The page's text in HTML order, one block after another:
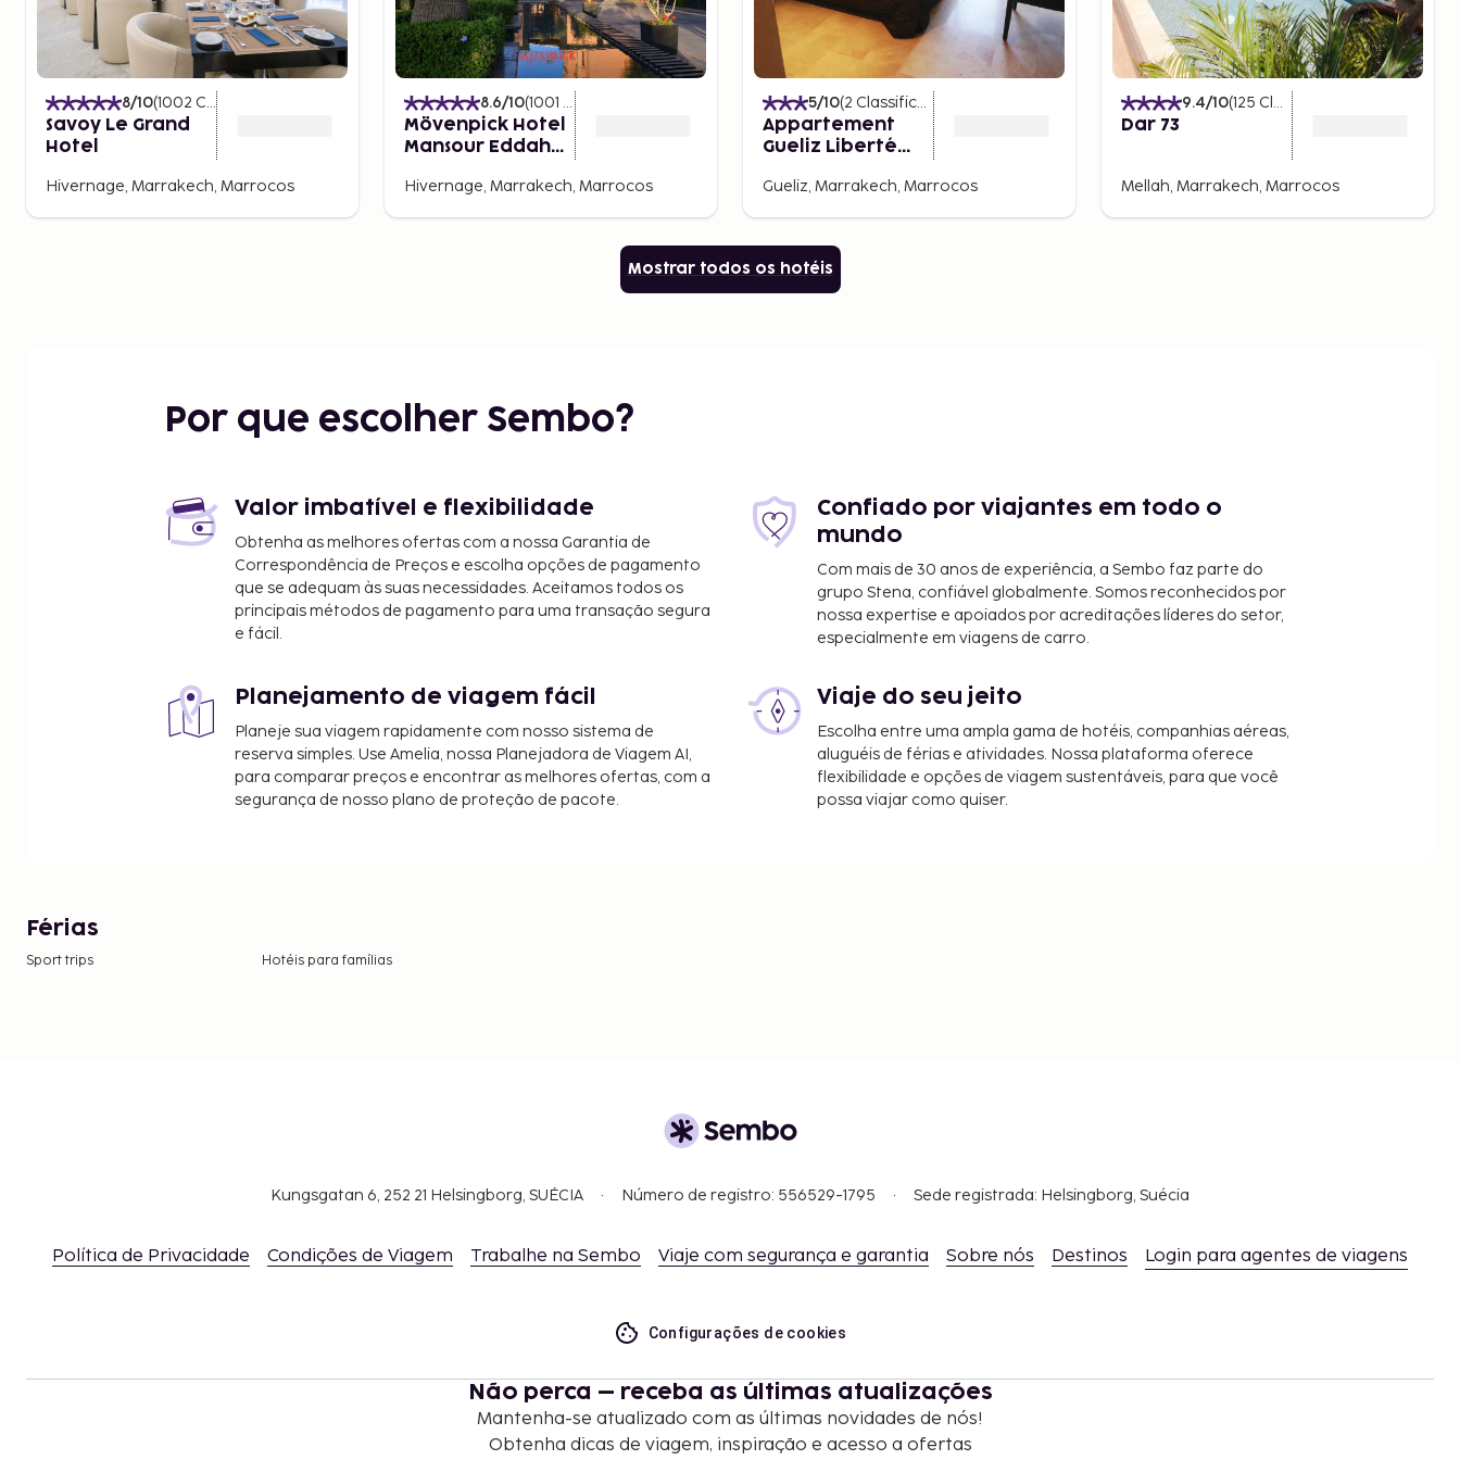
8/10(1002 Classificações
Savoy Le Grand
Hotel
Hivernage, Marrakech, Marrocos
8.6/10(1001 Classificações
Mövenpick Hotel
Mansour Eddahbi
Hivernage, Marrakech, Marrocos
5/10(2 Classificações
Appartement
Gueliz Liberté
Gueliz, Marrakech, Marrocos
9.4/10(125 Classificações
Dar 73
Mellah, Marrakech, Marrocos
Mostrar todos os hotéis
Por que escolher Sembo?
Valor imbatível e flexibilidade
Obtenha as melhores ofertas com a nossa Garantia de
Correspondência de Preços e escolha opções de pagamento
que se adequam às suas necessidades. Aceitamos todos os
principais métodos de pagamento para uma transação segura
e fácil.
Confiado por viajantes em todo o
mundo
Com mais de 30 anos de experiência, a Sembo faz parte do
grupo Stena, confiável globalmente. Somos reconhecidos por
nossa expertise e apoiados por acreditações líderes do setor,
especialmente em viagens de carro.
Planejamento de viagem fácil
Planeje sua viagem rapidamente com nosso sistema de
reserva simples. Use Amelia, nossa Planejadora de Viagem AI,
para comparar preços e encontrar as melhores ofertas, com a
segurança de nosso plano de proteção de pacote.
Viaje do seu jeito
Escolha entre uma ampla gama de hotéis, companhias aéreas,
aluguéis de férias e atividades. Nossa plataforma oferece
flexibilidade e opções de viagem sustentáveis, para que você
possa viajar como quiser.
Férias
Sport trips Hotéis para famílias
Kungsgatan 6, 252 21 Helsingborg, SUÉCIA Número de registro: 556529-1795 Sede registrada: Helsingborg, Suécia
Política de Privacidade Condições de Viagem Trabalhe na Sembo Viaje com segurança e garantia Sobre nós Destinos Login para agentes de viagens
Configurações de cookies
Não perca – receba as últimas atualizações
Mantenha-se atualizado com as últimas novidades de nós!
Obtenha dicas de viagem, inspiração e acesso a ofertas